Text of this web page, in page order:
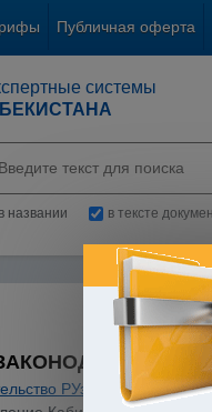
Публичная оферта
системы
в названии в тексте
РУз Общие